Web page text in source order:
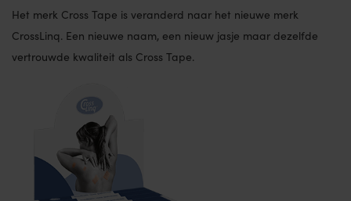
Het merk Cross Tape is veranderd naar het nieuwe merk
CrossLinq. Een nieuwe naam, een nieuw jasje maar dezelfde
vertrouwde kwaliteit als Cross Tape.